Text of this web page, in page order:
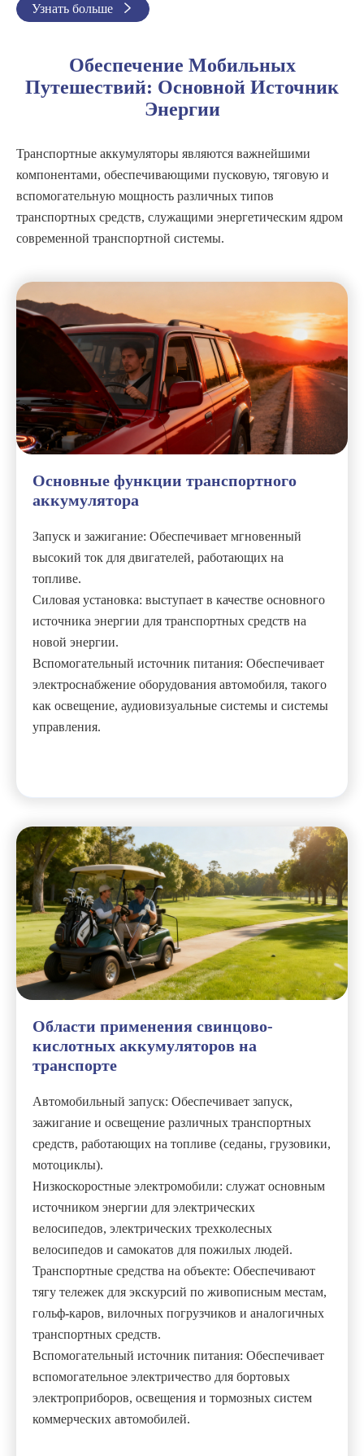
Узнать больше 
Обеспечение Мобильных
Путешествий: Основной Источник
Энергии
Транспортные аккумуляторы являются важнейшими
компонентами, обеспечивающими пусковую, тяговую и
вспомогательную мощность различных типов
транспортных средств, служащими энергетическим ядром
современной транспортной системы.
Основные функции транспортного
аккумулятора
Запуск и зажигание: Обеспечивает мгновенный
высокий ток для двигателей, работающих на
топливе.
Силовая установка: выступает в качестве основного
источника энергии для транспортных средств на
новой энергии.
Вспомогательный источник питания: Обеспечивает
электроснабжение оборудования автомобиля, такого
как освещение, аудиовизуальные системы и системы
управления.
Области применения свинцово-
кислотных аккумуляторов на
транспорте
Автомобильный запуск: Обеспечивает запуск,
зажигание и освещение различных транспортных
средств, работающих на топливе (седаны, грузовики,
мотоциклы).
Низкоскоростные электромобили: служат основным
источником энергии для электрических
велосипедов, электрических трехколесных
велосипедов и самокатов для пожилых людей.
Транспортные средства на объекте: Обеспечивают
тягу тележек для экскурсий по живописным местам,
гольф-каров, вилочных погрузчиков и аналогичных
транспортных средств.
Вспомогательный источник питания: Обеспечивает
вспомогательное электричество для бортовых
электроприборов, освещения и тормозных систем
коммерческих автомобилей.